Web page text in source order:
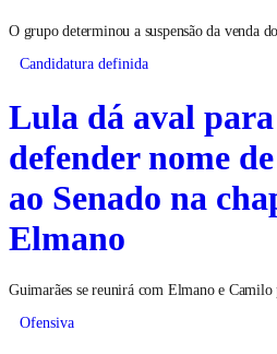
O grupo determinou a suspensão da venda
Candidatura definida
Lula dá aval
defender nome
ao Senado na
Elmano
Guimarães se reunirá com Elmano e Camilo
Ofensiva